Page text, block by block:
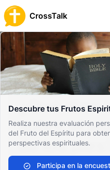
CrossTalk
Descubre tus Frutos
Realiza nuestra evaluación
del Fruto del Espíritu para
perspectivas espirituales.
Participa en la
Inicio
Archivo de Preguntas
Eventos y Símbolos
Ritos Cristianos
¿Qué dice la Biblia
¿Qué dice
sobre el
de los pies?